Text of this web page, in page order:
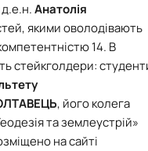
д.е.н.Анатолія
якими оволодівають
14. В
стейкголдери:
, його колега
та землеустрій»
на сайті